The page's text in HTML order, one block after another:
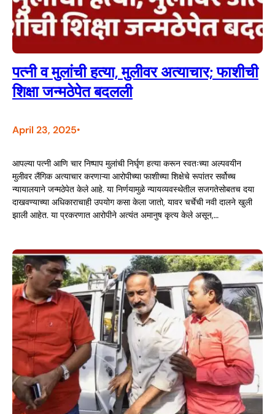
पत्नी व मुलांची हत्या, मुलीवर अत्याचार; फाशीची
शिक्षा जन्मठेपेत बदलली
April 23, 2025•
आपल्या पत्नी आणि चार निष्पाप मुलांची निर्घृण हत्या करून स्वतःच्या अल्पवयीन
मुलीवर लैंगिक अत्याचार करणाऱ्या आरोपीच्या फाशीच्या शिक्षेचे रूपांतर सर्वोच्च
न्यायालयाने जन्मठेपेत केले आहे. या निर्णयामुळे न्यायव्यवस्थेतील सजगतेसोबतच दया
दाखवण्याच्या अधिकाराचाही उपयोग कसा केला जातो, यावर चर्चेची नवी दालने खुली
झाली आहेत. या प्रकरणात आरोपीने अत्यंत अमानुष कृत्य केले असून,…